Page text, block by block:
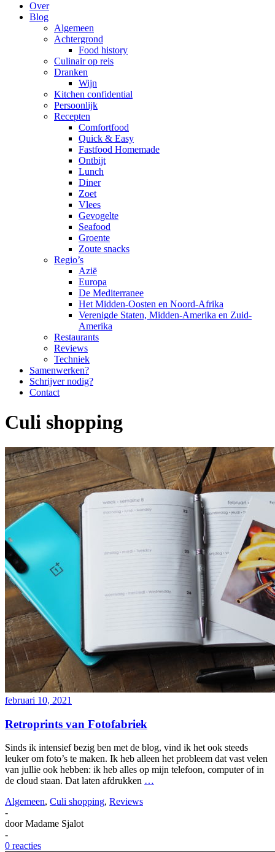
Over
Blog
Algemeen
Achtergrond
Food history
Culinair op reis
Dranken
Wijn
Kitchen confidential
Persoonlijk
Recepten
Comfortfood
Quick & Easy
Fastfood Homemade
Ontbijt
Lunch
Diner
Zoet
Vlees
Gevogelte
Seafood
Groente
Zoute snacks
Regio’s
Azië
Europa
De Mediterranee
Het Midden-Oosten en Noord-Afrika
Verenigde Staten, Midden-Amerika en Zuid-
Amerika
Restaurants
Reviews
Techniek
Samenwerken?
Schrijver nodig?
Contact
Culi shopping
februari 10, 2021
Retroprints van Fotofabriek
Sinds ik intensief bezig ben met de blog, vind ik het ook steeds
leuker om foto’s te maken. Ik heb alleen het probleem dat vast velen
van jullie ook hebben: ik heb alles op mijn telefoon, computer of in
de cloud staan. Dat laten afdrukken …
Algemeen, Culi shopping, Reviews
-
doorMadame Sjalot
-
0 reacties